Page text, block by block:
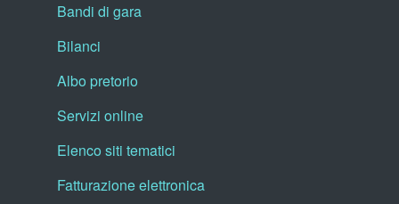
Bandi di gara
Bilanci
Albo pretorio
Servizi online
Elenco siti tematici
Fatturazione elettronica